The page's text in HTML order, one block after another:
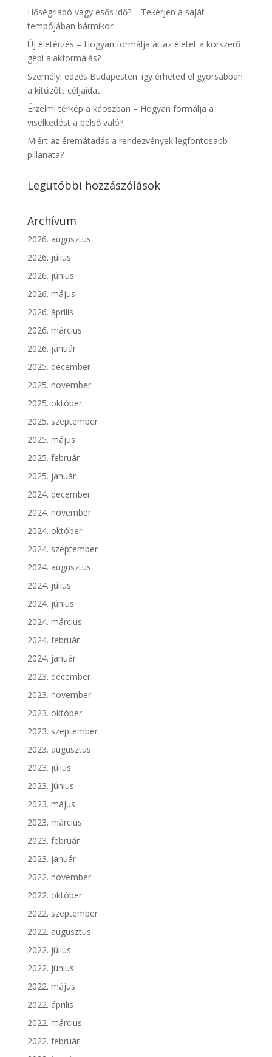
Hőségriadó vagy esős idő? – Tekerjen a saját
tempójában bármikor!
Új életérzés – Hogyan formálja át az életet a korszerű
gépi alakformálás?
Személyi edzés Budapesten: így érheted el gyorsabban
a kitűzött céljaidat
Érzelmi térkép a káoszban – Hogyan formálja a
viselkedést a belső való?
Miért az éremátadás a rendezvények legfontosabb
pillanata?
Legutóbbi hozzászólások
Archívum
2026. augusztus
2026. július
2026. június
2026. május
2026. április
2026. március
2026. január
2025. december
2025. november
2025. október
2025. szeptember
2025. május
2025. február
2025. január
2024. december
2024. november
2024. október
2024. szeptember
2024. augusztus
2024. július
2024. június
2024. március
2024. február
2024. január
2023. december
2023. november
2023. október
2023. szeptember
2023. augusztus
2023. július
2023. június
2023. május
2023. március
2023. február
2023. január
2022. november
2022. október
2022. szeptember
2022. augusztus
2022. július
2022. június
2022. május
2022. április
2022. március
2022. február